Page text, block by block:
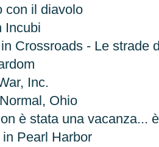
con il diavolo
Incubi
Crossroads - Le strade
Inc.
Ohio
è stata una vacanza...
Pearl Harbor